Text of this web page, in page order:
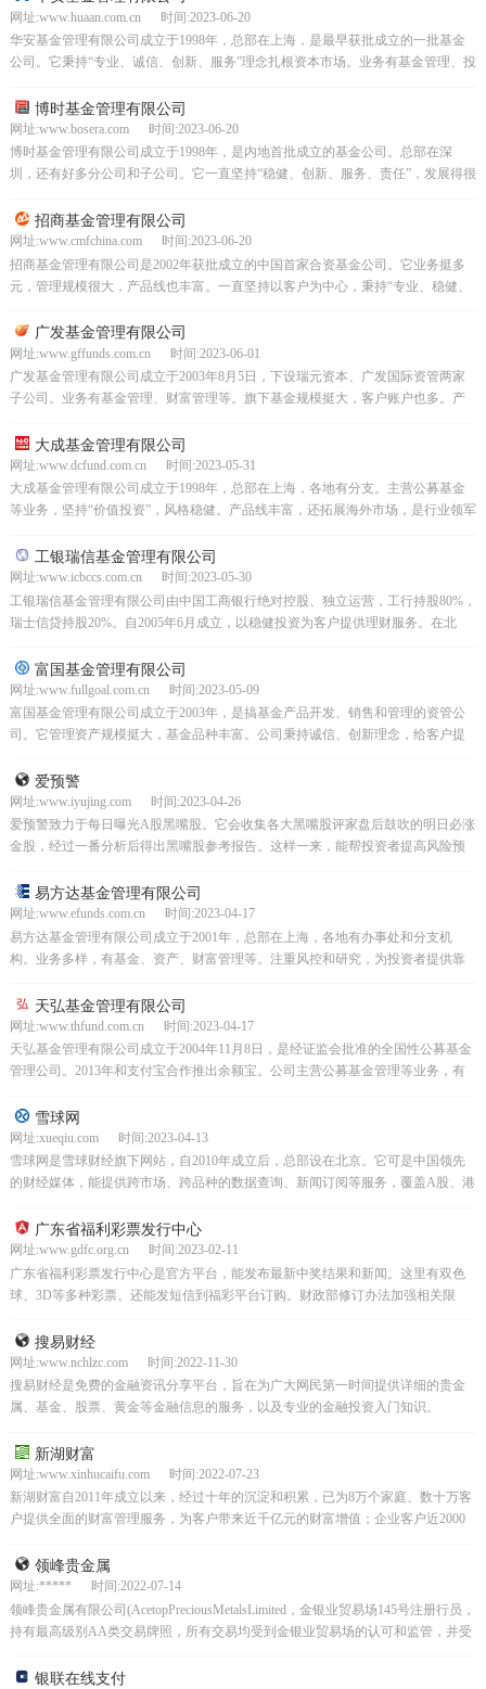
网址:www.huaan.com.cn 时间:2023-06-20
华安基金管理有限公司成立于1998年，总部在上海，是最早获批成立的一批基金
公司。它秉持“专业、诚信、创新、服务”理念扎根资本市场。业务有基金管理、投
博时基金管理有限公司
网址:www.bosera.com 时间:2023-06-20
博时基金管理有限公司成立于1998年，是内地首批成立的基金公司。总部在深
圳，还有好多分公司和子公司。它一直坚持“稳健、创新、服务、责任”，发展得很
招商基金管理有限公司
网址:www.cmfchina.com 时间:2023-06-20
招商基金管理有限公司是2002年获批成立的中国首家合资基金公司。它业务挺多
元，管理规模很大，产品线也丰富。一直坚持以客户为中心，秉持“专业、稳健、
广发基金管理有限公司
网址:www.gffunds.com.cn 时间:2023-06-01
广发基金管理有限公司成立于2003年8月5日，下设瑞元资本、广发国际资管两家
子公司。业务有基金管理、财富管理等。旗下基金规模挺大，客户账户也多。产
大成基金管理有限公司
网址:www.dcfund.com.cn 时间:2023-05-31
大成基金管理有限公司成立于1998年，总部在上海，各地有分支。主营公募基金
等业务，坚持“价值投资”，风格稳健。产品线丰富，还拓展海外市场，是行业领军
工银瑞信基金管理有限公司
网址:www.icbccs.com.cn 时间:2023-05-30
工银瑞信基金管理有限公司由中国工商银行绝对控股、独立运营，工行持股80%，
瑞士信贷持股20%。自2005年6月成立，以稳健投资为客户提供理财服务。在北
富国基金管理有限公司
网址:www.fullgoal.com.cn 时间:2023-05-09
富国基金管理有限公司成立于2003年，是搞基金产品开发、销售和管理的资管公
司。它管理资产规模挺大，基金品种丰富。公司秉持诚信、创新理念，给客户提
爱预警
网址:www.iyujing.com 时间:2023-04-26
爱预警致力于每日曝光A股黑嘴股。它会收集各大黑嘴股评家盘后鼓吹的明日必涨
金股，经过一番分析后得出黑嘴股参考报告。这样一来，能帮投资者提高风险预
易方达基金管理有限公司
网址:www.efunds.com.cn 时间:2023-04-17
易方达基金管理有限公司成立于2001年，总部在上海，各地有办事处和分支机
构。业务多样，有基金、资产、财富管理等。注重风控和研究，为投资者提供靠
天弘基金管理有限公司
网址:www.thfund.com.cn 时间:2023-04-17
天弘基金管理有限公司成立于2004年11月8日，是经证监会批准的全国性公募基金
管理公司。2013年和支付宝合作推出余额宝。公司主营公募基金管理等业务，有
雪球网
网址:xueqiu.com 时间:2023-04-13
雪球网是雪球财经旗下网站，自2010年成立后，总部设在北京。它可是中国领先
的财经媒体，能提供跨市场、跨品种的数据查询、新闻订阅等服务，覆盖A股、港
广东省福利彩票发行中心
网址:www.gdfc.org.cn 时间:2023-02-11
广东省福利彩票发行中心是官方平台，能发布最新中奖结果和新闻。这里有双色
球、3D等多种彩票。还能发短信到福彩平台订购。财政部修订办法加强相关限
搜易财经
网址:www.nchlzc.com 时间:2022-11-30
搜易财经是免费的金融资讯分享平台，旨在为广大网民第一时间提供详细的贵金
属、基金、股票、黄金等金融信息的服务，以及专业的金融投资入门知识。
新湖财富
网址:www.xinhucaifu.com 时间:2022-07-23
新湖财富自2011年成立以来，经过十年的沉淀和积累，已为8万个家庭、数十万客
户提供全面的财富管理服务，为客户带来近千亿元的财富增值；企业客户近2000
领峰贵金属
网址:***** 时间:2022-07-14
领峰贵金属有限公司(AcetopPreciousMetalsLimited，金银业贸易场145号注册行员，
持有最高级别AA类交易牌照，所有交易均受到金银业贸易场的认可和监管，并受
银联在线支付